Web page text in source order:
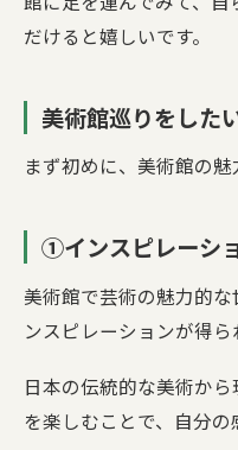
だけると嬉しいです。
美術館巡りをした
まず初めに、美術館の魅
①インスピレーシ
美術館で芸術の魅力的
ンスピレーションが得ら
日本の伝統的な美術か
を楽しむことで、自分の